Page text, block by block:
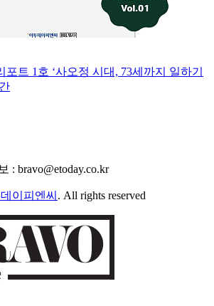
포트 1호 ‘사오정 시대, 73세까지 일하기
: bravo@etoday.co.kr
이피엔씨 . All rights reserved